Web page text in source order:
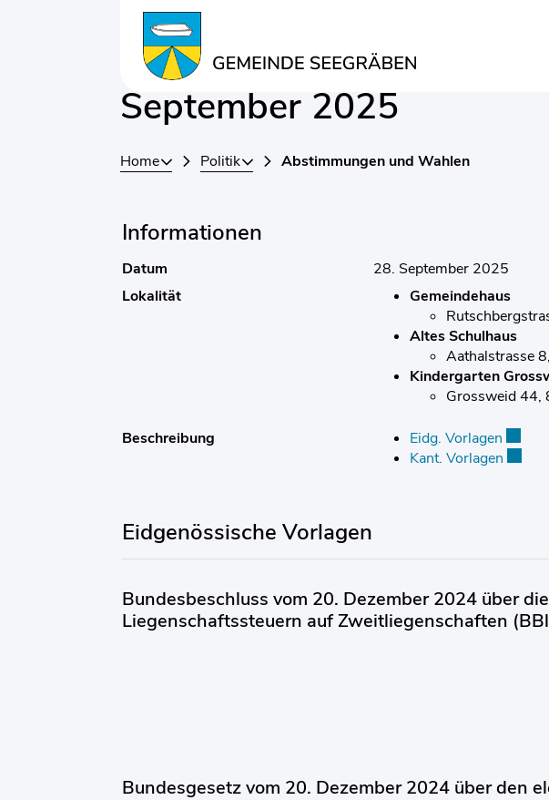
Kopfzeile
Wahlen und
September 2025
Home Politik Abstimmungen und Wahlen
Informationen
Datum
28. September 2025
Lokalität
Gemeindehaus
Altes Schulhaus
Aathalstrasse
Kindergarten
Grossweid 44,
Beschreibung Eidg. Vorlagen
Kant. Vorlagen
Eidgenössische Vorlagen
Bundesbeschluss vom 20. Dezember 2024 über
Liegenschaftssteuern auf Zweitliegenschaften
Bundesgesetz vom 20. Dezember 2024 über den
Zugehörige Objekte